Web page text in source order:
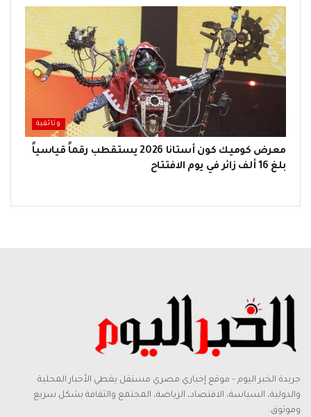
وثائقية
معرض كوميك كون أستانا 2026 يستقطب رقماً قياسياً
بلغ 16 ألف زائر في يوم الافتتاح
جريدة الخبر اليوم – موقع إخباري مصري مستقل يغطي الأخبار المحلية
والدولية، السياسة، الاقتصاد، الرياضة، المجتمع والثقافة بشكل سريع
وموثوق.